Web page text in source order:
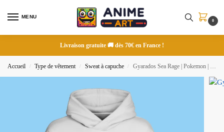
MENU
0
Livraison gratuite 🚚 dès 70€ en France !
Accueil / Type de vêtement / Sweat à capuche / Gyarados Sea Rage | Pokemon | Sweat à capuche brodé